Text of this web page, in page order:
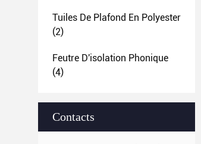
Tuiles De Plafond En Polyester
(2)
Feutre D'isolation Phonique
(4)
Contacts